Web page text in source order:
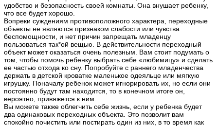
удобство и безопасность своей комнаты. Она внушает ребенку,
что все будет хорошо.
Вопреки суждениям противоположного характера, переходные
объекты не являются признаком слабости или чувства
беспомощности, и нет причин запрещать младенцу
пользоваться так*ой вещью. В действительности переходный
объект может оказаться очень полезным. Вам стоит подумать о
том, чтобы помочь ребенку выбрать себе «любимицу» и сделать
ее частью отхода ко сну. Попробуйте с раннего младенчества
держать в детской кроватке маленькое одеяльце или мягкую
игрушку. Поначалу ребенок может игнорировать их, но если они
постоянно будут там находится, то в конечном итоге он,
вероятно, привяжется к ним.
Вы можете также облегчить себе жизнь, если у ребенка будет
два одинаковых переходных объекта. Это позволит вам
спокойно почистить или постирать один из них, в то время как